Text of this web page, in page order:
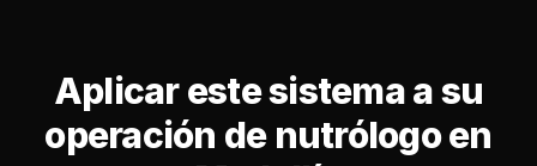
Aplicar este sistema a su
operación de nutrólogo en